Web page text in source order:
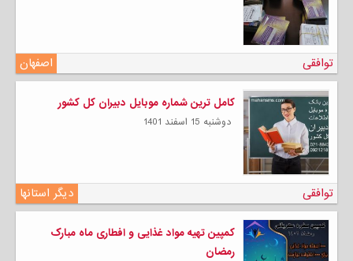
اصفهان توافقی
کامل ترین شماره موبایل دبیران کل کشور
دوشنبه 15 اسفند 1401
دیگر استانها توافقی
کمپین تهیه مواد غذایی و افطاری ماه مبارک
رمضان